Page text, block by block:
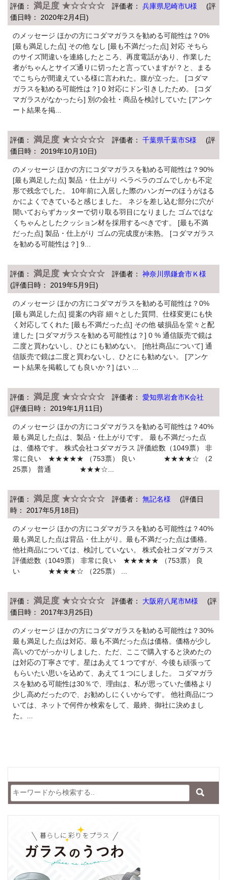
評価： 満足度 ★☆☆☆☆ 評価者： 兵庫県尼崎市U様 (評
価日時： 2020年2月4日)
のメッセージ ほかの方にコダマガラスを勧める可能性は？0%
[最も満足した点] その他 なし [最も不満だった点] 対応 そちら
のサイズ間違いを連絡したところ、再度電話があり、作業した
者がちゃんとサイズ通りに切ったと言っていますが？と、まる
でこちらが間違えている様に言われた。腹が立った。 [コダマ
ガラスを勧める可能性は？] 0 対応にドン引きしたため。 [コダ
マガラスがなかったら] 別の会社・商品を検討していた [アンケ
ート結果を掲...
評価： 満足度 ★☆☆☆☆ 評価者： 千葉県千葉市S様 (評
価日時： 2019年10月10日)
のメッセージ ほかの方にコダマガラスを勧める可能性は？90%
[最も満足した点] 製品・仕上がり ペラペラのゴムでしかも不定
形で残念でした。 10年前に入居した際のハンガーのほうがはる
かによくできていると感じました。 ネジを差し込む部分に穴が
開いておらずカッターで切り取る羽目になりました ゴムではな
くちゃんとしたクッション材を採用するべきです。 [最も不満
だった点] 製品・仕上がり ゴムの完成度が未熟。 [コダマガラス
を勧める可能性は？] 9...
評価： 満足度 ★☆☆☆☆ 評価者： 神奈川県鎌倉市Ｋ様
(評価日時： 2019年5月9日)
のメッセージ ほかの方にコダマガラスを勧める可能性は？0%
[最も満足した点] 提案の内容 細々とした質問、仕様変更にも快
く対応してくれた [最も不満だった点] その他 破損品を堂々と配
達した [コダマガラスを勧める可能性は？] 0 % 通信販売で鏡は
二度と買わないし、ひとにも勧めない。 [他社商品について] 通
信販売で鏡は二度と買わないし、ひとにも勧めない。 [アンケ
ート結果を掲載しても良いか？] はい ...
評価： 満足度 ★☆☆☆☆ 評価者： 愛知県岩倉市K会社
(評価日時： 2019年1月11日)
のメッセージ ほかの方にコダマガラスを勧める可能性は？40%
最も満足した点は、製品・仕上がりです。 最も不満だった点
は、価格です。 株式会社コダマガラス 評価総数（1049票） 非
常に良い ★★★★★ （753票） 良い ★★★★☆ （2
25票） 普通 ★★★☆...
評価： 満足度 ★☆☆☆☆ 評価者： 無記名様 (評価日
時： 2017年5月18日)
のメッセージ ほかの方にコダマガラスを勧める可能性は？40%
最も満足した点は背品・仕上がり。最も不満だった点は価格。
他社商品については、検討していない。 株式会社コダマガラス
評価総数（1049票） 非常に良い ★★★★★ （753票） 良
い ★★★★☆ （225票） ...
評価： 満足度 ★☆☆☆☆ 評価者： 大阪府八尾市M様 (評
価日時： 2017年3月25日)
のメッセージ ほかの方にコダマガラスを勧める可能性は？30%
最も満足した点は対応。最も不満だった点は価格。価格が少し
高いのでがっかりしました、ただ、ここで購入すると決めたの
は対応の丁寧さです。星はあえて１つですが、今後も頑張って
もらいたい思いを込めて、あえて１つにしました。 コダマガラ
スを勧める可能性は30％で、理由は、私が思っていた価格より
少し高めだったので、お勧めしにくいからです。 他社商品につ
いては、ネットで何件か検索をして、最終、御社に決めまし
た。...